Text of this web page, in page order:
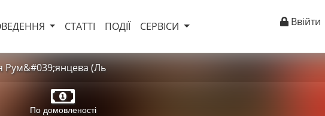
СТАТТІ ПОДІЇ СЕРВІСИ Ввійти
Рум&#039;янцева (Ль
По домовленості